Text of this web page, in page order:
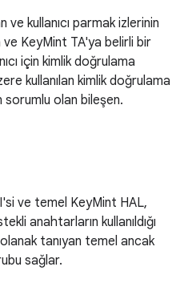
kullanıcı parmak izlerinin
KeyMint TA'ya belirli bir
için kimlik doğrulama
kullanılan kimlik doğrulama
olan bileşen.
ve temel KeyMint HAL,
anahtarların kullanıldığı
tanıyan temel ancak
sağlar.